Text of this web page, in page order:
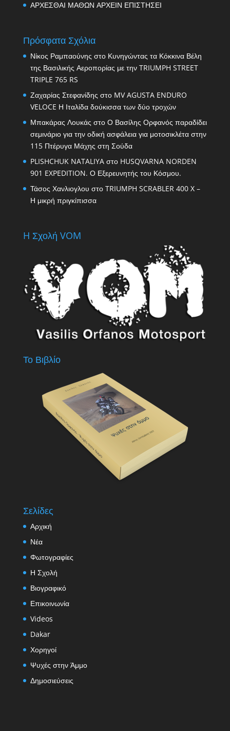
ΑΡΧΕΣΘΑΙ ΜΑΘΩΝ ΑΡΧΕΙΝ ΕΠΙΣΤΗΣΕΙ
Πρόσφατα Σχόλια
Νίκος Ραμπαούνης στο Κυνηγώντας τα Κόκκινα Βέλη
της Βασιλικής Αεροπορίας με την TRIUMPH STREET
TRIPLE 765 RS
Ζαχαρίας Στεφανίδης στο MV AGUSTA ENDURO
VELOCE Η Ιταλίδα δούκισσα των δύο τροχών
Μπακάρας Λουκάς στο Ο Βασίλης Ορφανός παραδίδει
σεμινάριο για την οδική ασφάλεια για μοτοσικλέτα στην
115 Πτέρυγα Μάχης στη Σούδα
PLISHCHUK NATALIYAστο HUSQVARNA NORDEN
901 EXPEDITION. Ο Εξερευνητής του Κόσμου.
Τάσος Χανλιογλου στο TRIUMPH SCRABLER 400 X –
Η μικρή πριγκίπισσα
H Σχολή VOM
Το Βιβλίο
Σελίδες
Αρχική
Νέα
Φωτογραφίες
Η Σχολή
Βιογραφικό
Επικοινωνία
Videos
Dakar
Χορηγοί
Ψυχές στην Άμμο
Δημοσιεύσεις